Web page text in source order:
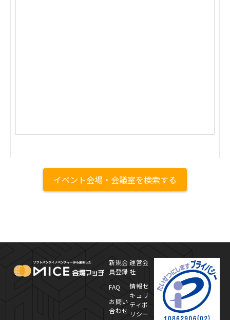
イベント会場・会議室を検索する
MICE Platform
新規会
員登録
FAQ
お問い
合わせ
運営会
社
情報セ
キュリ
ティポ
リシー